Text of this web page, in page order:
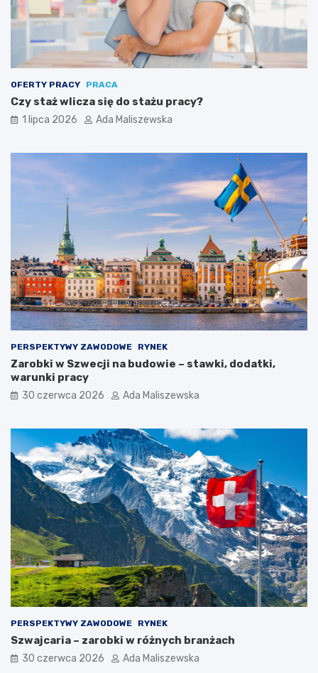
OFERTY PRACY PRACA
Czy staż wlicza się do stażu pracy?
1 lipca 2026 Ada Maliszewska
PERSPEKTYWY ZAWODOWE RYNEK
Zarobki w Szwecji na budowie – stawki, dodatki,
warunki pracy
30 czerwca 2026 Ada Maliszewska
PERSPEKTYWY ZAWODOWE RYNEK
Szwajcaria – zarobki w różnych branżach
30 czerwca 2026 Ada Maliszewska